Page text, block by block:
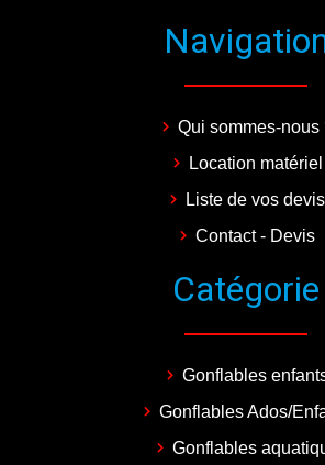
Qui sommes-nous
Location matériel
Liste de vos devis
Contact - Devis
Catégorie
Gonflables
Gonflables Ados/
Gonflables